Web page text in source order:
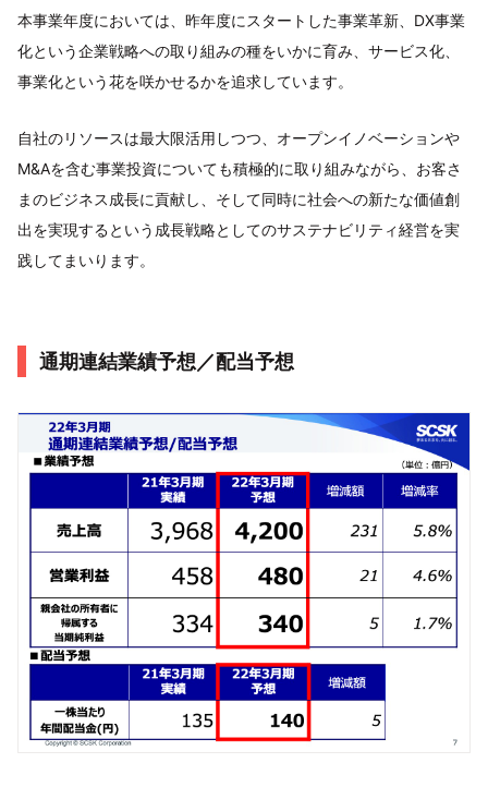
本事業年度においては、昨年度にスタートした事業革新、DX事業
化という企業戦略への取り組みの種をいかに育み、サービス化、
事業化という花を咲かせるかを追求しています。
自社のリソースは最大限活用しつつ、オープンイノベーションや
M&Aを含む事業投資についても積極的に取り組みながら、お客さ
まのビジネス成長に貢献し、そして同時に社会への新たな価値創
出を実現するという成長戦略としてのサステナビリティ経営を実
践してまいります。
通期連結業績予想／配当予想